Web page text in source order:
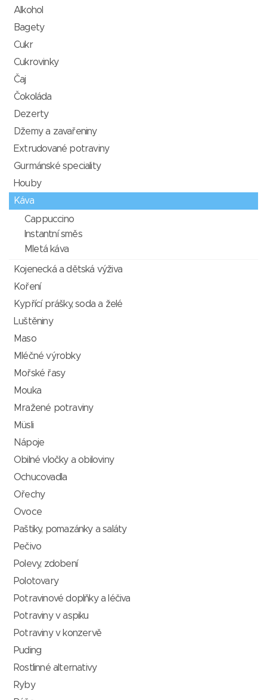
Alkohol
Bagety
Cukr
Cukrovinky
Čaj
Čokoláda
Dezerty
Džemy a zavařeniny
Extrudované potraviny
Gurmánské speciality
Houby
Káva
Cappuccino
Instantní směs
Mletá káva
Kojenecká a dětská výživa
Koření
Kypřící prášky, soda a želé
Luštěniny
Maso
Mléčné výrobky
Mořské řasy
Mouka
Mražené potraviny
Müsli
Nápoje
Obilné vločky a obiloviny
Ochucovadla
Ořechy
Ovoce
Paštiky, pomazánky a saláty
Pečivo
Polevy, zdobení
Polotovary
Potravinové doplňky a léčiva
Potraviny v aspiku
Potraviny v konzervě
Puding
Rostlinné alternativy
Ryby